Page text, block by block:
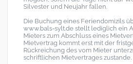
Silvester und Neujahr fallen.
Die Buchung eines Feriendomizils
www.bals-sylt.de stellt lediglich ein
Mieters zum Abschluss eines
Mietvertrag kommt erst mit der
Rückreichung des vom Mieter
schriftlichen Mietvertrages zustande.